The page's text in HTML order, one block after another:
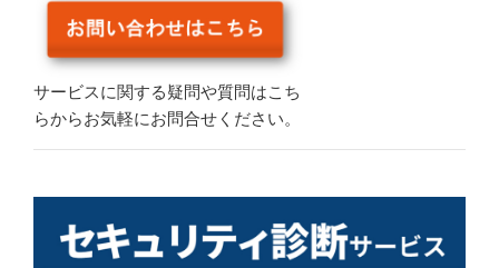
サービスに関する疑問や質問はこち
らからお気軽にお問合せください。